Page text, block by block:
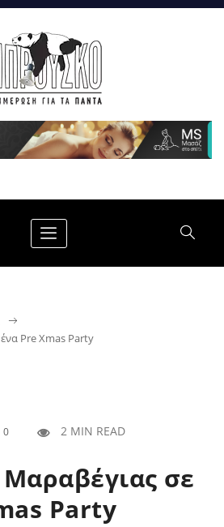
Pre Xmas Party
0 2 MIN READ
σε
Party